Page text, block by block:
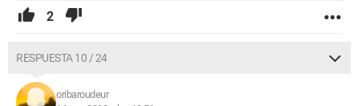
2
RESPUESTA 10 / 24
oribaroudeur